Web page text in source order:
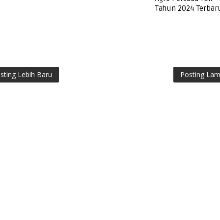
Tahun 2024
Lebih Baru Posting